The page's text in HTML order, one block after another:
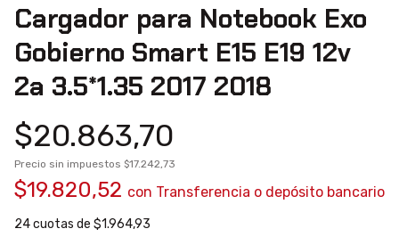
Cargador para Notebook Exo
Gobierno Smart E15 E19 12v
2a 3.5*1.35 2017 2018
$20.863,70
Precio sin impuestos $17.242,73
$19.820,52 con Transferencia o depósito bancario
24cuotas de $1.964,93